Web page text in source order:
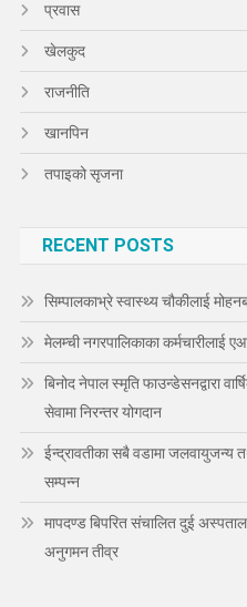
प्रवास
खेलकुद
राजनीति
खानपिन
तपाइको सृजना
RECENT POSTS
सिम्पालकाभ्रे स्वास्थ्य चौकीलाई
मेलम्ची नगरपालिकाका कर्मचारीलाई
बिनोद नेपाल स्मृति फाउन्डेसनद्वारा
सेवामा निरन्तर योगदान
ईन्द्रावतीका सबै वडामा जलवायुजन्य
सम्पन्न
मापदण्ड बिपरित संचालित दुई
अनुगमन तीव्र